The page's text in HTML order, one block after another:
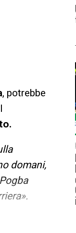
, potrebbe
domani,